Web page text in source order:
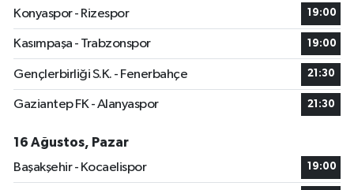
Konyaspor - Rizespor
19:00
Kasımpaşa - Trabzonspor 19:00
Gençlerbirliği S.K. - Fenerbahçe 21:30
Gaziantep FK - Alanyaspor 21:30
16 Ağustos, Pazar
Başakşehir - Kocaelispor
19:00